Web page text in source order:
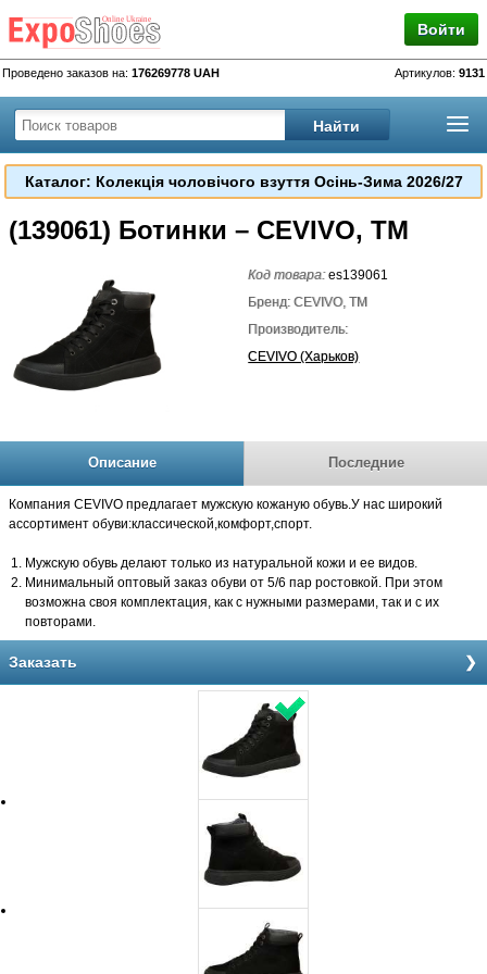
Войти
Проведено заказов на: 176269778 UAH Артикулов: 9131
Каталог: Колекція чоловічого взуття Осінь-Зима 2026/27
(139061) Ботинки – CEVIVO, TM
Код товара:es139061
Бренд: CEVIVO, TM
Производитель:
CEVIVO (Харьков)
Описание Последние
Компания CEVIVO предлагает мужскую кожаную обувь.У нас широкий
ассортимент обуви:классической,комфорт,спорт.
Мужскую обувь делают только из натуральной кожи и ее видов.
Минимальный оптовый заказ обуви от 5/6 пар ростовкой. При этом
возможна своя комплектация, как с нужными размерами, так и с их
повторами.
Заказать